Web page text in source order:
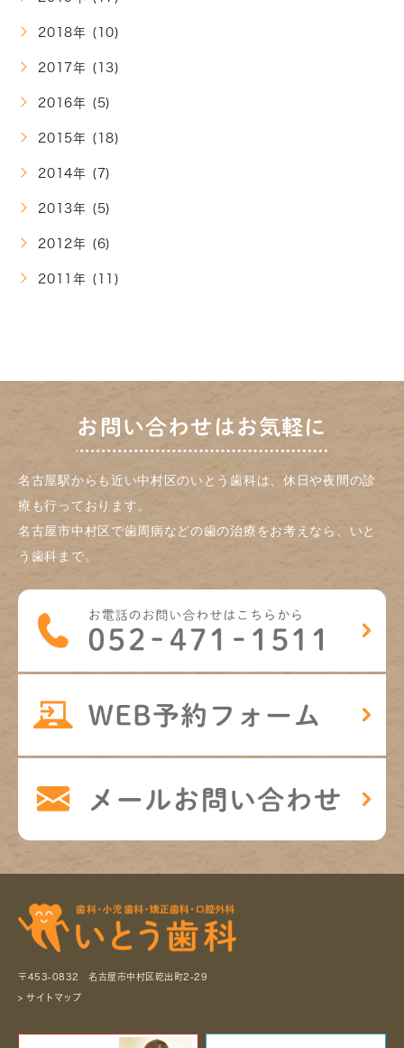
2018年 (10)
2017年 (13)
2016年 (5)
2015年 (18)
2014年 (7)
2013年 (5)
2012年 (6)
2011年 (11)
お問い合わせはお気軽に
名古屋駅からも近い中村区のいとう歯科は、休日や夜間の診
療も行っております。
名古屋市中村区で歯周病などの歯の治療をお考えなら、いと
う歯科まで。
〒453-0832 名古屋市中村区乾出町2-29
> サイトマップ